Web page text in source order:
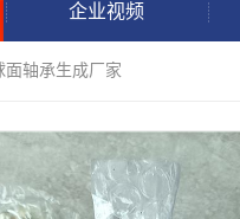
企业视频
轴承生成厂家